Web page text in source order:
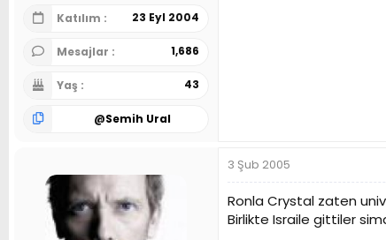
Katılım
23 Eyl 2004
Mesajlar 1,686
Yaş 43
@Semih Ural
3 Şub 2005
Ronla Crystal zaten
Birlikte Israile gittiler